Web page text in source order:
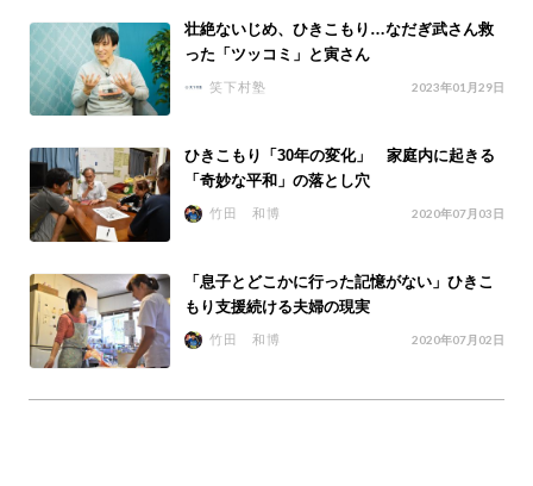
壮絶ないじめ、ひきこもり…なだぎ武さん救
った「ツッコミ」と寅さん
笑下村塾 2023年01月29日
ひきこもり「30年の変化」 家庭内に起きる
「奇妙な平和」の落とし穴
竹田 和博 2020年07月03日
「息子とどこかに行った記憶がない」ひきこ
もり支援続ける夫婦の現実
竹田 和博 2020年07月02日